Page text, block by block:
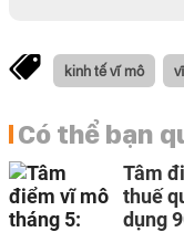
kinh tế vĩ mô
Có thể bạn
Tâm
thuế
dụng